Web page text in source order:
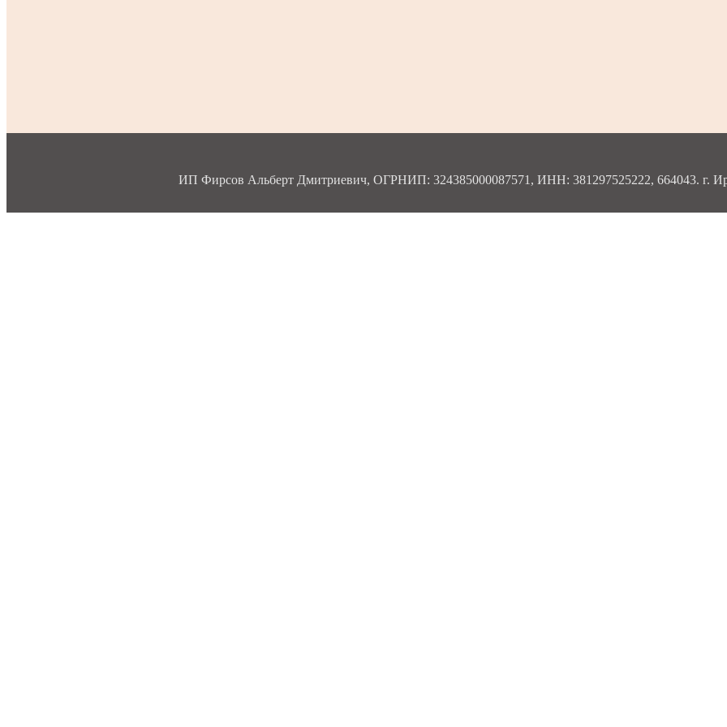
ИП Фирсов Альберт Дмитриевич, ОГРНИП: 324385000087571, ИНН: 381297525222, 664043. г.